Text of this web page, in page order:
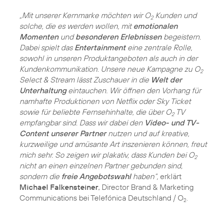
„Mit unserer Kernmarke möchten wir O2Kunden und
solche, die es werden wollen, mitemotionalen
Momentenundbesonderen Erlebnissenbegeistern.
Dabei spielt das Entertainmenteine zentrale Rolle,
sowohl in unseren Produktangeboten als auch in der
Kundenkommunikation. Unsere neue Kampagne zu O2
Select & Stream lässt Zuschauer in die Welt der
Unterhaltungeintauchen. Wir öffnen den Vorhang für
namhafte Produktionen von Netflix oder Sky Ticket
sowie für beliebte Fernsehinhalte, die über O2TV
empfangbar sind. Dass wir dabei den Video- und TV-
Content unserer Partnernutzen und auf kreative,
kurzweilige und amüsante Art inszenieren können, freut
mich sehr. So zeigen wir plakativ, dass Kunden bei O2
nicht an einen einzelnen Partner gebunden sind,
sondern die freie Angebotswahlhaben“, erklärt
Michael Falkensteiner, Director Brand & Marketing
Communications bei Telefónica Deutschland / O2